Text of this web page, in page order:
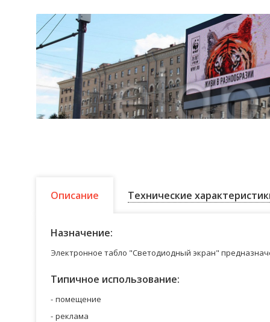
Описание Технические
Назначение:
Электронное табло "Светодиодный экран"
Типичное использование:
помещение
реклама